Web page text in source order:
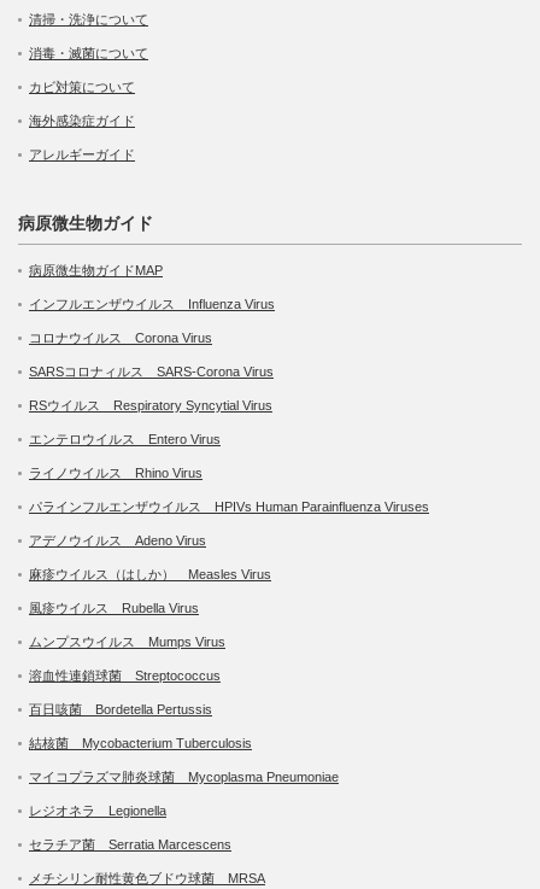
清掃・洗浄について
消毒・滅菌について
カビ対策について
海外感染症ガイド
アレルギーガイド
病原微生物ガイド
病原微生物ガイドMAP
インフルエンザウイルス Influenza Virus
コロナウイルス Corona Virus
SARSコロナィルス SARS-Corona Virus
RSウイルス Respiratory Syncytial Virus
エンテロウイルス Entero Virus
ライノウイルス Rhino Virus
パラインフルエンザウイルス HPIVs Human Parainfluenza Viruses
アデノウイルス Adeno Virus
麻疹ウイルス（はしか） Measles Virus
風疹ウイルス Rubella Virus
ムンプスウイルス Mumps Virus
溶血性連鎖球菌 Streptococcus
百日咳菌 Bordetella Pertussis
結核菌 Mycobacterium Tuberculosis
マイコプラズマ肺炎球菌 Mycoplasma Pneumoniae
レジオネラ Legionella
セラチア菌 Serratia Marcescens
メチシリン耐性黄色ブドウ球菌 MRSA